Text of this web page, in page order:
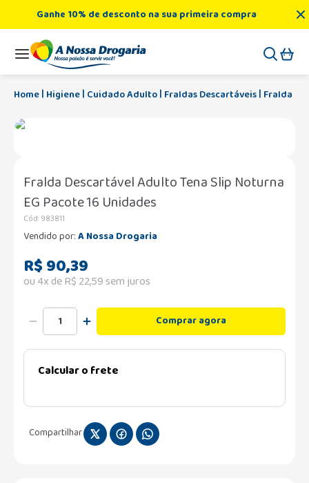
Ganhe 10% de desconto na sua primeira compra
Higiene Cuidado Adulto Fraldas Descartáveis Fralda
Fralda Descartável Adulto Tena Slip Noturna
EG Pacote 16 Unidades
Cód: 983811
Vendido por:A Nossa Drogaria
R$90,39
ou 4x deR$ 22,59 sem juros
Comprar agora
Calcular o frete
Compartilhar